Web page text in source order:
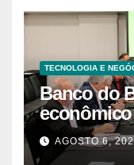
TECNOLOGIA E
Banco do
à decisão
Brasil
AGOSTO 6,